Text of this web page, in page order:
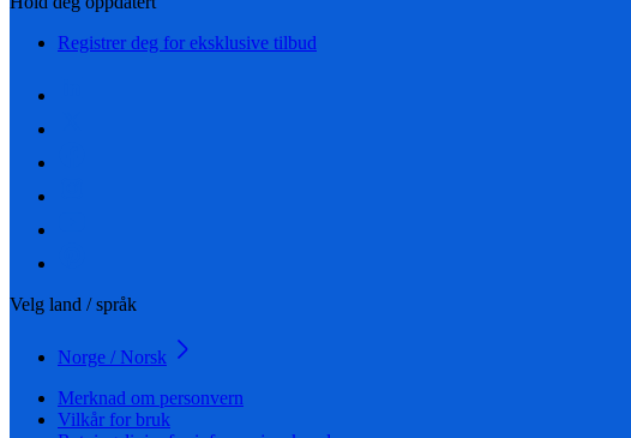
Registrer deg for eksklusive tilbud
Velg land / språk
Norge / Norsk
Merknad om personvern
Vilkår for bruk